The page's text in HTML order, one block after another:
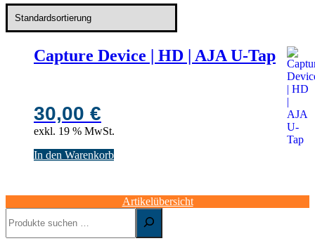
Capture Device | HD | AJA U-Tap
30,00 €
exkl. 19 % MwSt.
In den Warenkorb
Artikelübersicht